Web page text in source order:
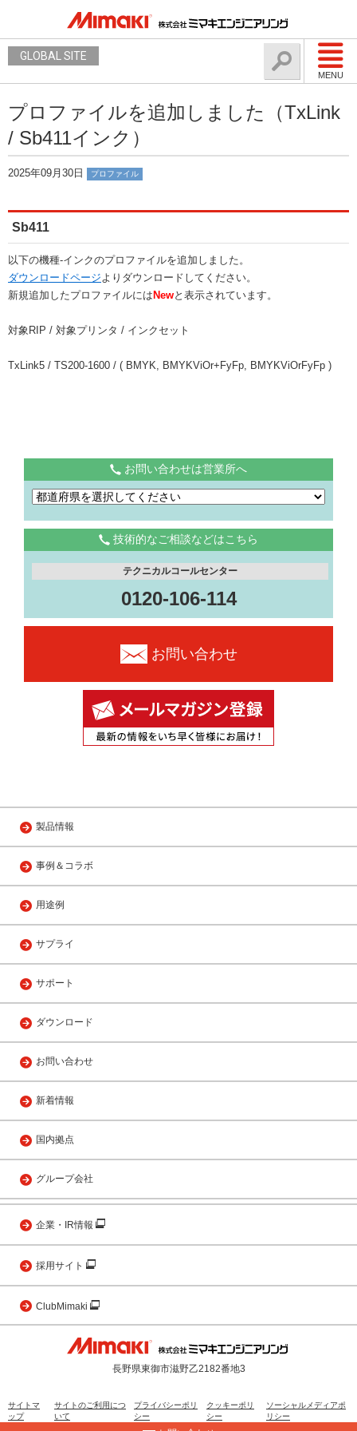
MENU
GLOBAL SITE
プロファイルを追加しました（TxLink
/ Sb411インク）
2025年09月30日 プロファイル
Sb411
以下の機種-インクのプロファイルを追加しました。
ダウンロードページよりダウンロードしてください。
新規追加したプロファイルには Newと表示されています。
対象RIP / 対象プリンタ / インクセット
TxLink5 / TS200-1600 / ( BMYK, BMYKViOr+FyFp, BMYKViOrFyFp )
お問い合わせは営業所へ
技術的なご相談などはこちら
テクニカルコールセンター
0120-106-114
お問い合わせ
製品情報
事例＆コラボ
用途例
サプライ
サポート
ダウンロード
お問い合わせ
新着情報
国内拠点
グループ会社
企業・IR情報
採用サイト
ClubMimaki
長野県東御市滋野乙2182番地3
サイトマ
ップ
サイトのご利用につ
いて
プライバシーポリ
シー
クッキーポリ
シー
ソーシャルメディアポ
リシー